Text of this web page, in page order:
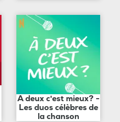
A deux c'est mieux? -
Les duos célèbres de
la chanson